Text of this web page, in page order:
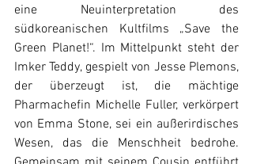
eine Neuinterpretation des
südkoreanischen Kultfilms „Save the
Green Planet!“. Im Mittelpunkt steht der
Imker Teddy, gespielt von Jesse Plemons,
der überzeugt ist, die mächtige
Pharmachefin Michelle Fuller, verkörpert
von Emma Stone, sei ein außerirdisches
Wesen, das die Menschheit bedrohe.